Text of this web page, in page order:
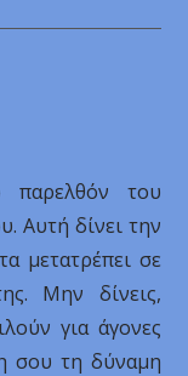
του
Αυτή δίνει την
μετατρέπει σε
Μην δίνεις,
για άγονες
σου τη δύναμη